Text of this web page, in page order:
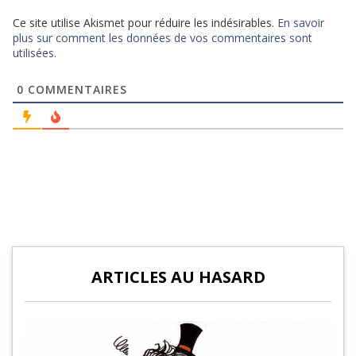
Ce site utilise Akismet pour réduire les indésirables. En savoir
plus sur comment les données de vos commentaires sont
utilisées.
0 COMMENTAIRES
ARTICLES AU HASARD